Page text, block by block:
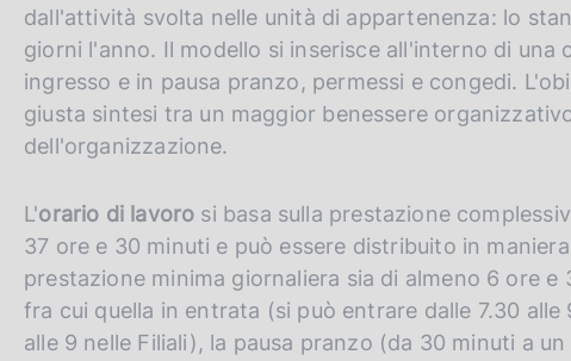
dall'attività svolta nelle unità di appartenenza: lo
giorni l'anno. Il modello si inserisce all'interno di una
ingresso e in pausa pranzo, permessi e congedi.
giusta sintesi tra un maggior benessere
dell'organizzazione.
L'orario di lavoro si basa sulla prestazione
37 ore e 30 minuti e può essere distribuito in
prestazione minima giornaliera sia di almeno 6 ore
fra cui quella in entrata (si può entrare dalle 7.30
alle 9 nelle Filiali), la pausa pranzo (da 30 minuti a